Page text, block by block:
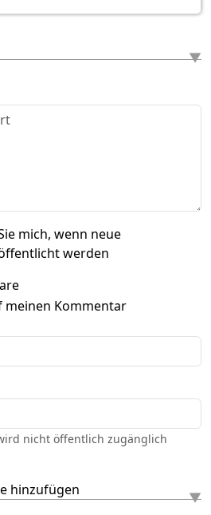
mich, wenn neue
werden
Kommentar
nicht öffentlich zugänglich
hinzufügen